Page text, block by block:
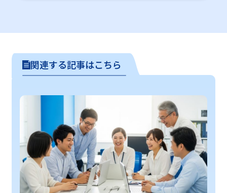
関連する記事はこちら